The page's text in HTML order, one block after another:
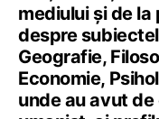
mediului și de
despre
Geografie,
Economie,
unde au avut